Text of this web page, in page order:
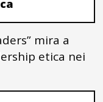
mira a
etica nei